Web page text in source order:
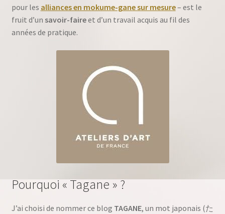
pour les alliances en mokume-gane sur mesure– est le
fruit d’un savoir-faireet d’un travail acquis au fil des
années de pratique.
Pourquoi « Tagane » ?
J’ai choisi de nommer ce blog TAGANE, un mot japonais (た